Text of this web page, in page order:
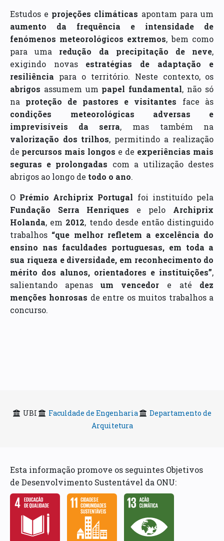
Estudos e projeções climáticas apontam para um
aumento da frequência e intensidade de
fenómenos meteorológicos extremos, bem como
para uma redução da precipitação de neve,
exigindo novas estratégias de adaptação e
resiliência para o território. Neste contexto, os
abrigos assumem um papel fundamental, não só
na proteção de pastores e visitantes face às
condições meteorológicas adversas e
imprevisíveis da serra, mas também na
valorização dos trilhos, permitindo a realização
de percursos mais longos e de experiências mais
seguras e prolongadas com a utilização destes
abrigos ao longo de todo o ano.
O Prémio Archiprix Portugal foi instituído pela
Fundação Serra Henriques e pelo Archiprix
Holanda, em 2012, tendo desde então distinguido
trabalhos “que melhor refletem a excelência do
ensino nas faculdades portuguesas, em toda a
sua riqueza e diversidade, em reconhecimento do
mérito dos alunos, orientadores e instituições”,
salientando apenasum vencedor e até dez
menções honrosas de entre os muitos trabalhos a
concurso.
UBI Faculdade de Engenharia
Departamento de
Arquitetura
Esta informação promove os seguintes Objetivos
de Desenvolvimento Sustentável da ONU: